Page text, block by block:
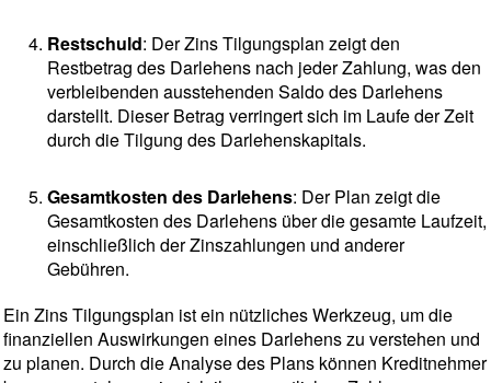
Restschuld: Der Zins Tilgungsplan zeigt den
Restbetrag des Darlehens nach jeder Zahlung, was den
verbleibenden ausstehenden Saldo des Darlehens
darstellt. Dieser Betrag verringert sich im Laufe der Zeit
durch die Tilgung des Darlehenskapitals.
Gesamtkosten des Darlehens: Der Plan zeigt die
Gesamtkosten des Darlehens über die gesamte Laufzeit,
einschließlich der Zinszahlungen und anderer
Gebühren.
Ein Zins Tilgungsplan ist ein nützliches Werkzeug, um die
finanziellen Auswirkungen eines Darlehens zu verstehen und
zu planen. Durch die Analyse des Plans können Kreditnehmer